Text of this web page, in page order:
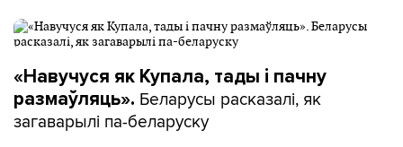
«Навучуся як Купала, тады і пачну
размаўляць». Беларусы расказалі, як
загаварылі па-беларуску